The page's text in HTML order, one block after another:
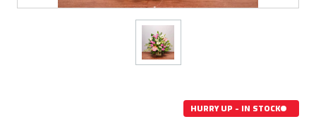
HURRY UP - IN STOCK